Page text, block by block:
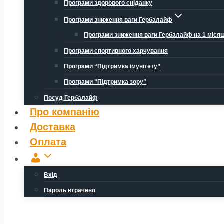
Програми здорового сніданку
Програми зниження ваги Гербалайф
Програми зниження ваги Гербалайф на 1
Програми спортивного харчування
Програми “Підтримка імунітету”
Програми “Підтримка зору”
Посуд Гербалайф
Про компанію
Доставка
Оплата
Обліковий
запис
Вхід
Пароль втрачено